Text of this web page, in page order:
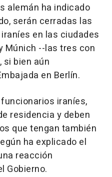
alemán ha indicado
serán cerradas las
en las ciudades
Múnich --las tres con
si bien aún
en Berlín.
iraníes,
residencia y deben
que tengan también
ha explicado el
reacción
Gobierno.